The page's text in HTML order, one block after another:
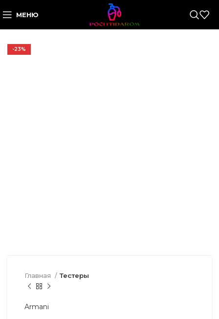
МЕНЮ
-23%
Главная Тестеры
Armani